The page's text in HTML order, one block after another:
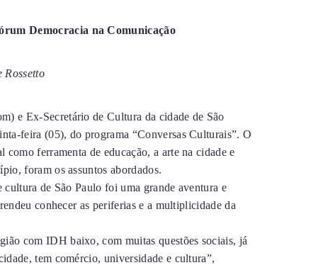
Democracia na Comunicação
e Ex-Secretário de Cultura da cidade de São
feira (05), do programa “Conversas Culturais”. O
ferramenta de educação, a arte na cidade e
foram os assuntos abordados.
de São Paulo foi uma grande aventura e
conhecer as periferias e a multiplicidade da
com IDH baixo, com muitas questões sociais, já
tem comércio, universidade e cultura”,